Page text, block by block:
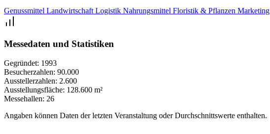
Genussmittel Landwirtschaft Logistik Nahrungsmittel Floristik & Pflanzen Marketing
Messedaten und Statistiken
Gegründet: 1993
Besucherzahlen: 90.000
Ausstellerzahlen: 2.600
Ausstellungsfläche: 128.600 m²
Messehallen: 26
Angaben können Daten der letzten Veranstaltung oder Durchschnittswerte enthalten.